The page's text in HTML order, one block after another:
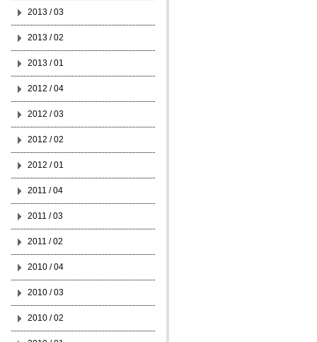
2013 / 03
2013 / 02
2013 / 01
2012 / 04
2012 / 03
2012 / 02
2012 / 01
2011 / 04
2011 / 03
2011 / 02
2010 / 04
2010 / 03
2010 / 02